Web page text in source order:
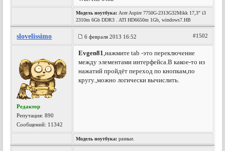
Модель ноутбука: Acer Aspire 7750G-2313G32Mikk 17,3" i3
2310m 6Gb DDR3 . ATI HD6650m 1Gb, windows7.HB
slovelissimo 6 февраля 2013 16:52 #1502
Редактор
Репутация:890
Сообщений: 11342
Evgen81,нажмите tab -это переключение
между элементами интерфейса.В какое-то из
нажатий пройдёт переход по кнопкам,по
кругу.,можно логически вычислить.
Модель ноутбука: разные.